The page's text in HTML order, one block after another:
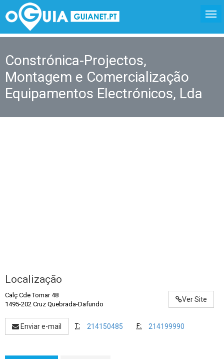
Constrónica-Projectos,
Montagem e Comercialização
Equipamentos Electrónicos, Lda
Localização
Ver Site
Calç Cde Tomar 48
1495-202 Cruz Quebrada-Dafundo
Enviar e-mail T: 214150485 F: 214199990